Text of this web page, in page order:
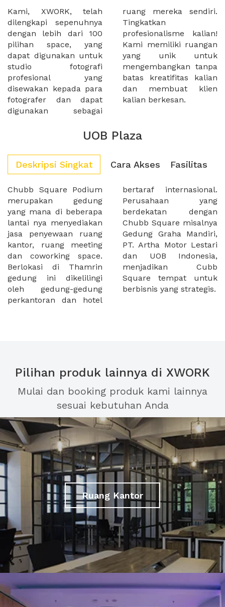
Kami, XWORK, telah
dilengkapi sepenuhnya
dengan lebih dari 100
pilihan space, yang
dapat digunakan untuk
studio fotografi
profesional yang
disewakan kepada para
fotografer dan dapat
digunakan sebagai
ruang mereka sendiri.
Tingkatkan
profesionalisme kalian!
Kami memiliki ruangan
yang unik untuk
mengembangkan tanpa
batas kreatifitas kalian
dan membuat klien
kalian berkesan.
UOB Plaza
Deskripsi Singkat Cara Akses Fasilitas
Chubb Square Podium
merupakan gedung
yang mana di beberapa
lantai nya menyediakan
jasa penyewaan ruang
kantor, ruang meeting
dan coworking space.
Berlokasi di Thamrin
gedung ini dikelilingi
oleh gedung-gedung
perkantoran dan hotel
bertaraf internasional.
Perusahaan yang
berdekatan dengan
Chubb Square misalnya
Gedung Graha Mandiri,
PT. Artha Motor Lestari
dan UOB Indonesia,
menjadikan Cubb
Square tempat untuk
berbisnis yang strategis.
Pilihan produk lainnya di XWORK
Mulai dan booking produk kami lainnya
sesuai kebutuhan Anda
Ruang Kantor